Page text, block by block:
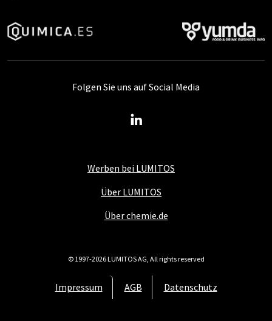
Werben bei LUMITOS
Über LUMITOS
Über chemie.de
Impressum AGB Datenschutz
Folgen Sie uns auf Social Media
© 1997-2026 LUMITOS AG, All rights reserved